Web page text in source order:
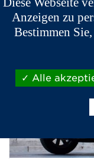
Anzeigen zu
Bestimmen
Alle